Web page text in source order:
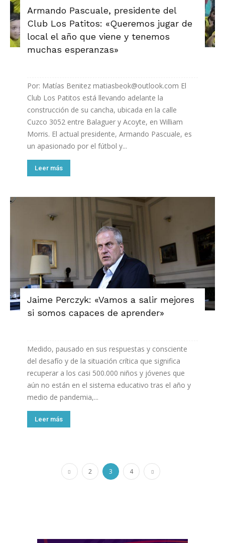
Armando Pascuale, presidente del
Club Los Patitos: «Queremos jugar de
local el año que viene y tenemos
muchas esperanzas»
Por: Matías Benitez matiasbeok@outlook.com El
Club Los Patitos está llevando adelante la
construcción de su cancha, ubicada en la calle
Cuzco 3052 entre Balaguer y Acoyte, en William
Morris. El actual presidente, Armando Pascuale, es
un apasionado por el fútbol y...
Leer más
Jaime Perczyk: «Vamos a salir mejores
si somos capaces de aprender»
Medido, pausado en sus respuestas y consciente
del desafío y de la situación crítica que significa
recuperar a los casi 500.000 niños y jóvenes que
aún no están en el sistema educativo tras el año y
medio de pandemia,...
Leer más
2 3 4